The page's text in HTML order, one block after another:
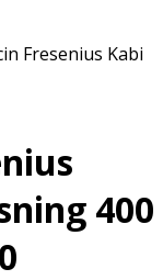
Fresenius Kabi
400